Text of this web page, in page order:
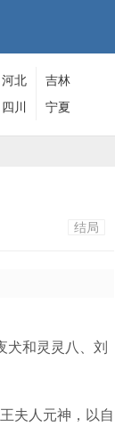
河北
吉林
四川 宁夏
结局
犬和灵灵八、刘
夫人元神，以自